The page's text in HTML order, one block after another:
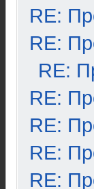
RE:
RE:
RE:
RE:
RE:
RE:
RE: